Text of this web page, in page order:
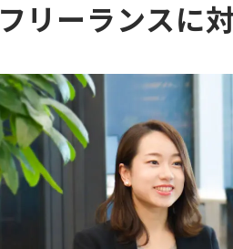
フリーランスに